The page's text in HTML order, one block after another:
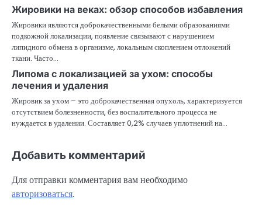
Жировики на веках: обзор способов избавления
Жировики являются доброкачественными белыми образованиями
подкожной локализации, появление связывают с нарушением
липидного обмена в организме, локальным скоплением отложений
ткани. Часто…
Липома с локализацией за ухом: способы
лечения и удаления
Жировик за ухом – это доброкачественная опухоль, характеризуется
отсутствием болезненности, без воспалительного процесса не
нуждается в удалении. Составляет 0,2% случаев уплотнений на…
Добавить комментарий
Для отправки комментария вам необходимо
авторизоваться.